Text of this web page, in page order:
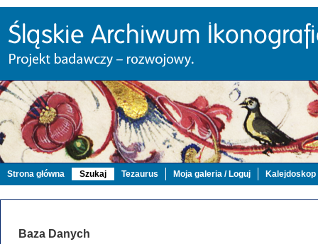
Strona główna Szukaj Tezaurus Moja galeria / Loguj Kalejdoskop
Baza Danych